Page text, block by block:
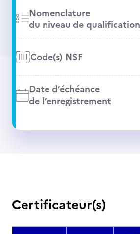
Nomenclature
du niveau de qualification
Code(s) NSF
Date d’échéance
de l’enregistrement
Certificateur(s)